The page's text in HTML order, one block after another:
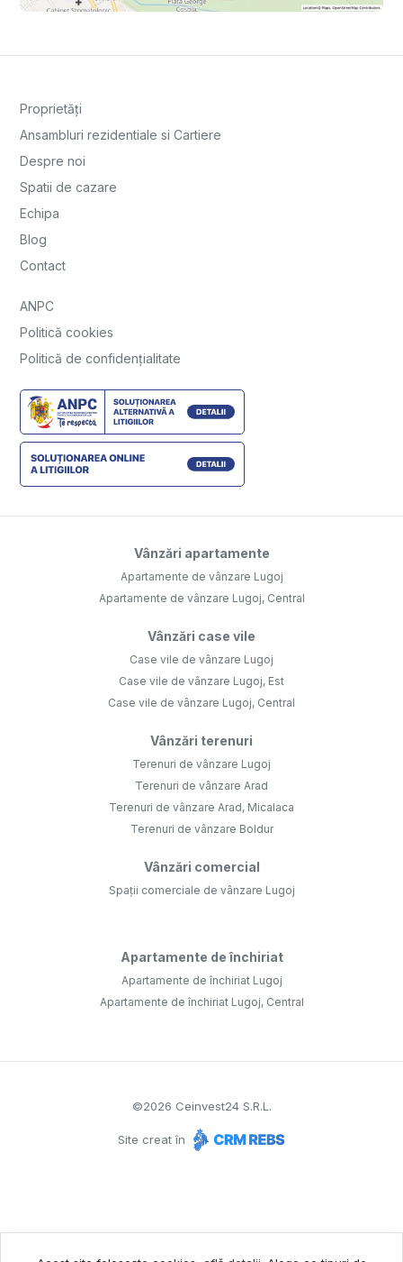
Proprietăți
Ansambluri rezidentiale si Cartiere
Despre noi
Spatii de cazare
Echipa
Blog
Contact
ANPC
Politică cookies
Politică de confidențialitate
Vânzări apartamente
Apartamente de vânzare Lugoj
Apartamente de vânzare Lugoj, Central
Vânzări case vile
Case vile de vânzare Lugoj
Case vile de vânzare Lugoj, Est
Case vile de vânzare Lugoj, Central
Vânzări terenuri
Terenuri de vânzare Lugoj
Terenuri de vânzare Arad
Terenuri de vânzare Arad, Micalaca
Terenuri de vânzare Boldur
Vânzări comercial
Spații comerciale de vânzare Lugoj
Apartamente de închiriat
Apartamente de închiriat Lugoj
Apartamente de închiriat Lugoj, Central
©2026 Ceinvest24 S.R.L.
Site creat în